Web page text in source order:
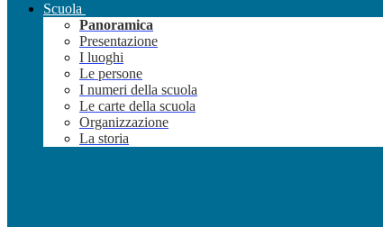
Scuola
Panoramica
Presentazione
I luoghi
Le persone
I numeri della scuola
Le carte della scuola
Organizzazione
La storia